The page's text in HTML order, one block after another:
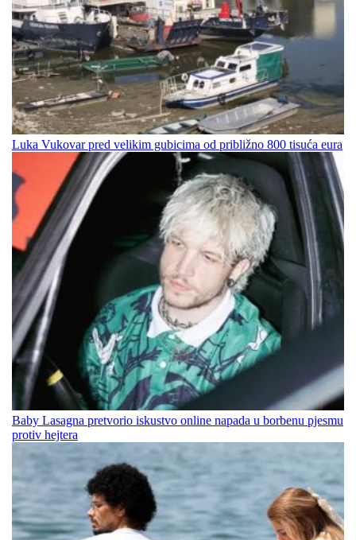
Luka Vukovar pred velikim gubicima od približno 800 tisuća eura
Baby Lasagna pretvorio iskustvo online napada u borbenu pjesmu
protiv hejtera